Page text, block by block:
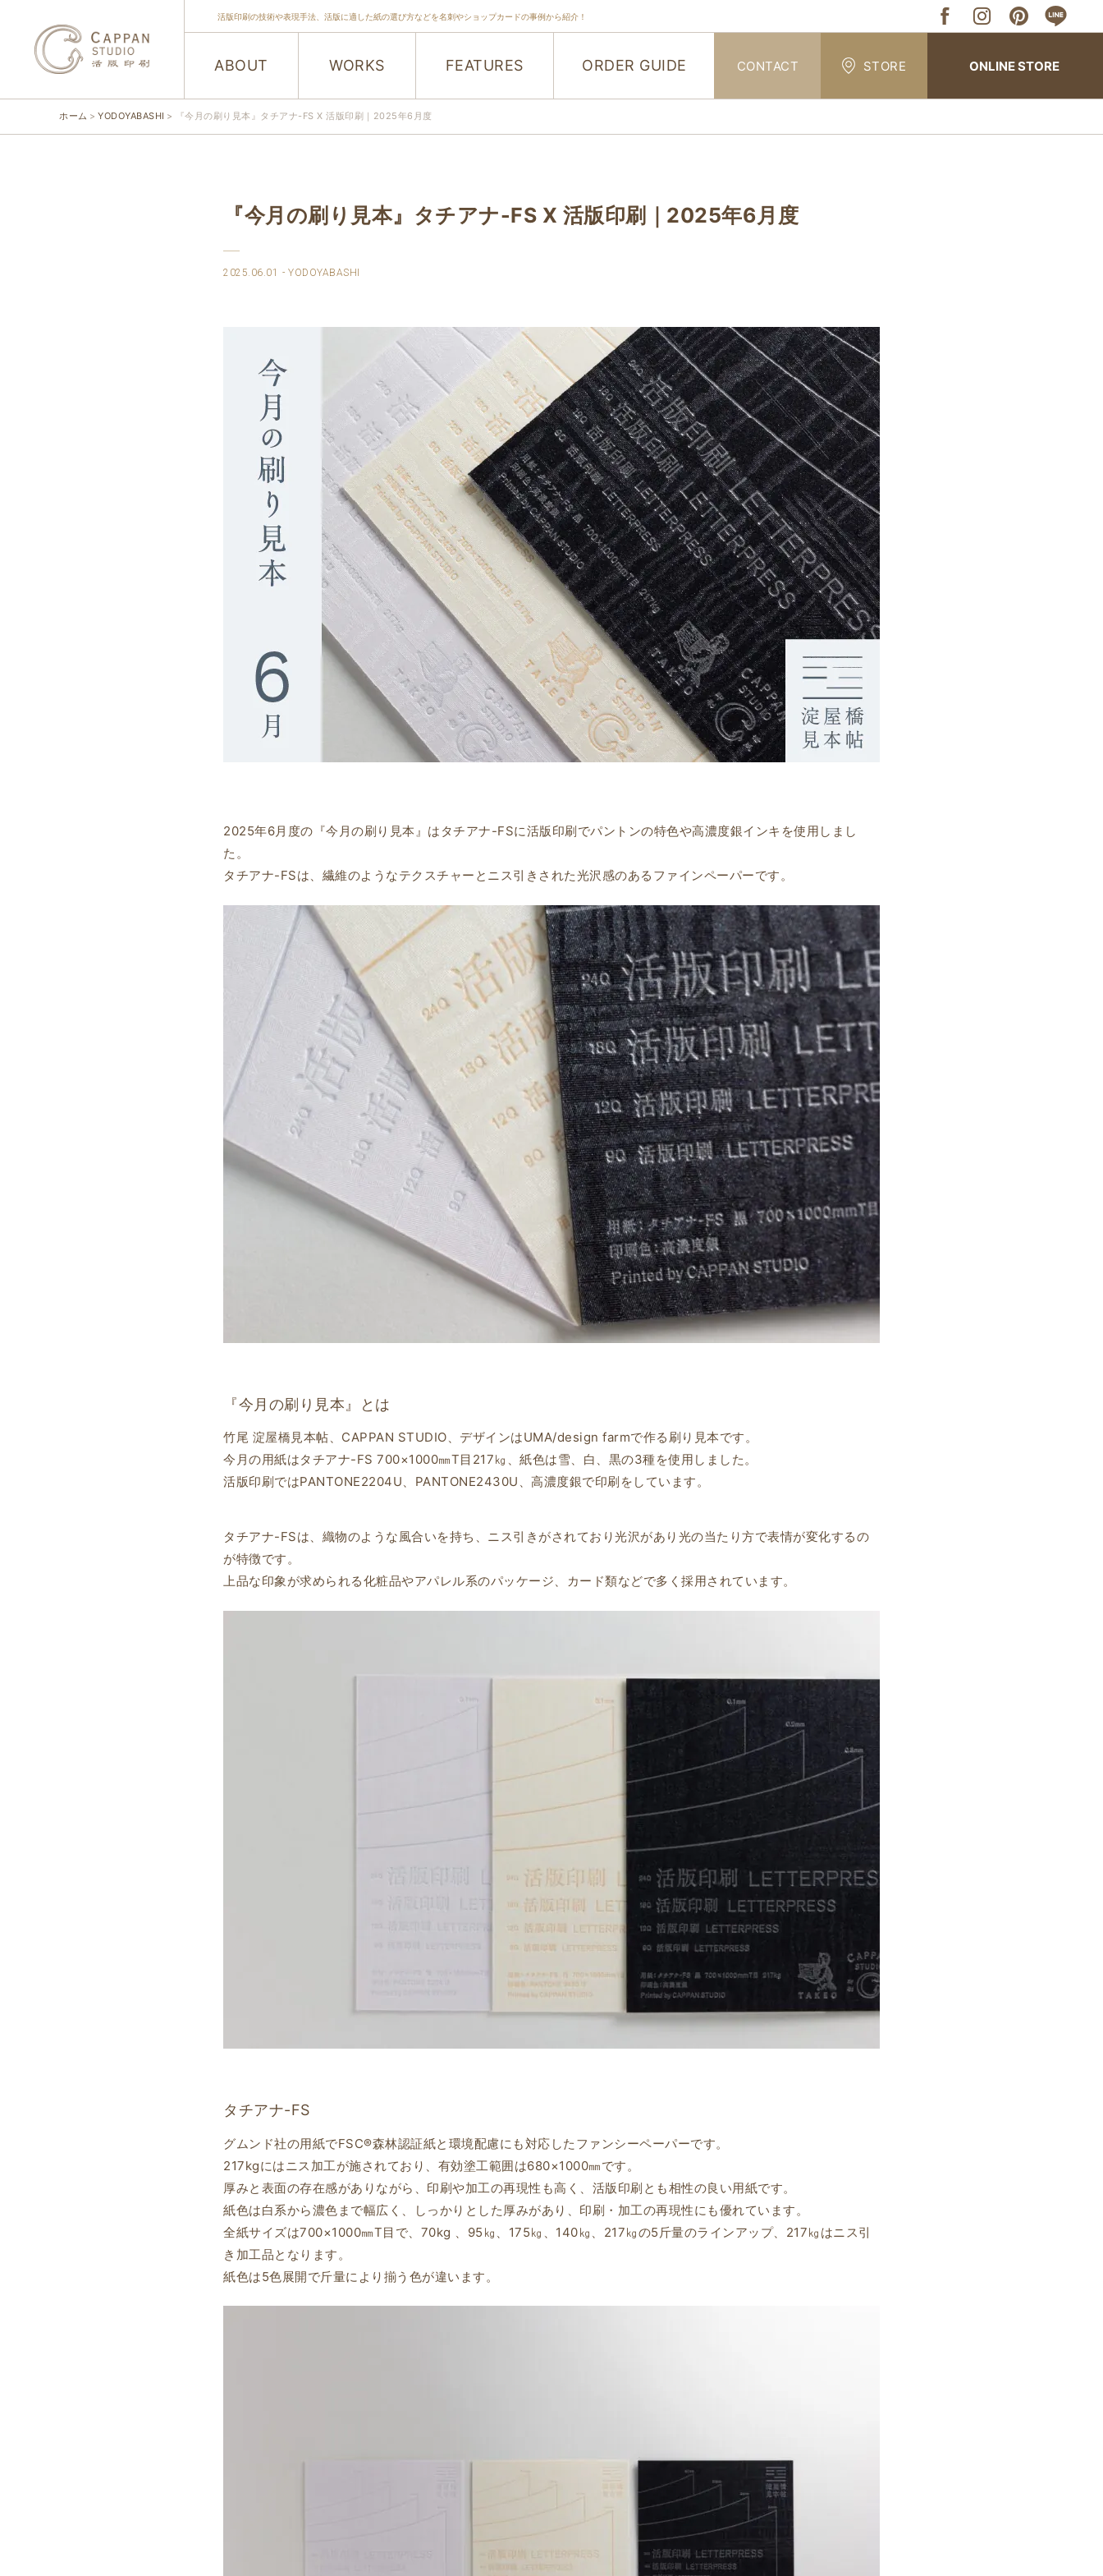
活版印刷の技術や表現手法、活版に適した紙の選び方などを名刺やショップカードの事例から紹介！
ABOUT WORKS FEATURES ORDER GUIDE CONTACT STORE ONLINE STORE
ホーム YODOYABASHI 『今月の刷り見本』タチアナ-FS X 活版印刷｜2025年6月度
『今月の刷り見本』タチアナ-FS X 活版印刷｜2025年6月度
2025.06.01 YODOYABASHI
2025年6月度の『今月の刷り見本』はタチアナ-FSに活版印刷でパントンの特色や高濃度銀インキを使用しまし
た。
タチアナ-FSは、繊維のようなテクスチャーとニス引きされた光沢感のあるファインペーパーです。
『今月の刷り見本』とは
竹尾 淀屋橋見本帖、CAPPAN STUDIO、デザインはUMA/design farmで作る刷り見本です。
今月の用紙はタチアナ-FS 700×1000㎜T目217㎏、紙色は雪、白、黒の3種を使用しました。
活版印刷ではPANTONE2204U、PANTONE2430U、高濃度銀で印刷をしています。
タチアナ-FSは、織物のような風合いを持ち、ニス引きがされており光沢があり光の当たり方で表情が変化するの
が特徴です。
上品な印象が求められる化粧品やアパレル系のパッケージ、カード類などで多く採用されています。
タチアナ-FS
グムンド社の用紙でFSC®森林認証紙と環境配慮にも対応したファンシーペーパーです。
217kgにはニス加工が施されており、有効塗工範囲は680×1000㎜です。
厚みと表面の存在感がありながら、印刷や加工の再現性も高く、活版印刷とも相性の良い用紙です。
紙色は白系から濃色まで幅広く、しっかりとした厚みがあり、印刷・加工の再現性にも優れています。
全紙サイズは700×1000㎜T目で、70kg 、95㎏、175㎏、140㎏、217㎏の5斤量のラインアップ、217㎏はニス引
き加工品となります。
紙色は5色展開で斤量により揃う色が違います。